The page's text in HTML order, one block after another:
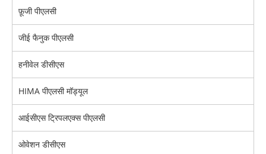
फ़ूजी पीएलसी
जीई फैनुक पीएलसी
हनीवेल डीसीएस
HIMA पीएलसी मॉड्यूल
आईसीएस ट्रिपलएक्स पीएलसी
ओवेशन डीसीएस